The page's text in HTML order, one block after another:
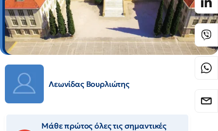
Λεωνίδας Βουρλιώτης
Μάθε πρώτος όλες τις σημαντικές